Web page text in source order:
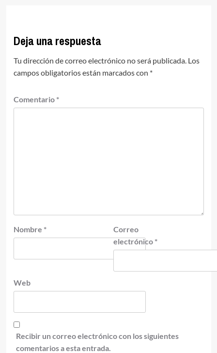
Deja una respuesta
Tu dirección de correo electrónico no será publicada. Los
campos obligatorios están marcados con *
Comentario *
Nombre *
Correo
electrónico *
Web
Recibir un correo electrónico con los siguientes
comentarios a esta entrada.